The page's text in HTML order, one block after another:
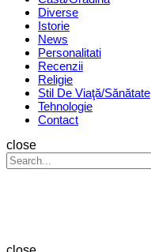
Diverse
Istorie
News
Personalitati
Recenzii
Religie
Stil De Viaţă/Sănătate
Tehnologie
Contact
Search
close
Search
for: